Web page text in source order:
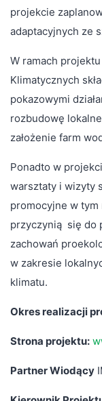
projekcie
adaptacyjnych ze
W ramach
Klimatycznych
pokazowymi
rozbudowę
założenie farm
Ponadto w
warsztaty i wizyty
promocyjne w tym
przyczynią się do
zachowań
w zakresie
klimatu.
Okres realizacji
Strona projektu:
Partner Wiodący